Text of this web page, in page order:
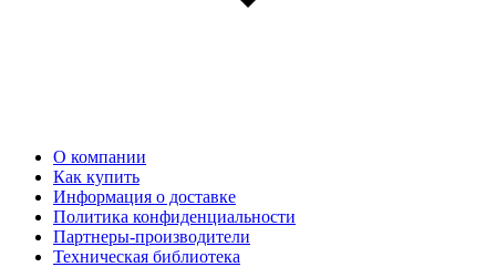
О компании
Как купить
Информация о доставке
Политика конфиденциальности
Партнеры-производители
Техническая библиотека